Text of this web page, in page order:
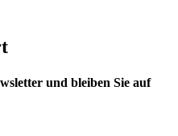
und bleiben Sie auf